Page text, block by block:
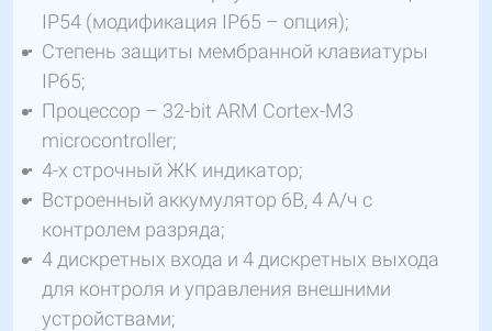
IP54 (модификация IP65 – опция);
Степень защиты мембранной клавиатуры
IP65;
Процессор – 32-bit ARM Cortex-M3
microcontroller;
4-х строчный ЖК индикатор;
Встроенный аккумулятор 6В, 4 А/ч с
контролем разряда;
4 дискретных входа и 4 дискретных выхода
для контроля и управления внешними
устройствами;